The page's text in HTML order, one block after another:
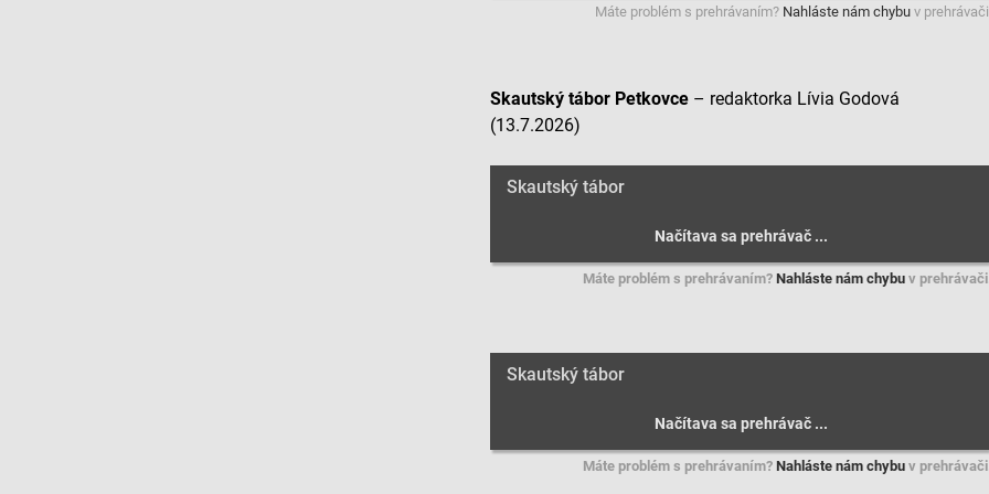
Máte problém s prehrávaním? Nahláste nám chybu v
Skautský tábor Petkovce – redaktorka Lívia Godová
(13.7.2026)
Skautský tábor
Máte problém s prehrávaním?Nahláste nám chybu v
Skautský tábor
Máte problém s prehrávaním?Nahláste nám chybu v